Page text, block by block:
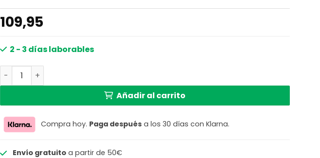
109,95
2 - 3 días laborables
Plafón industrial tres luces Mexlite Gearwood verde cantidad
Añadir al carrito
Compra hoy. Paga después a los 30 días con Klarna.
Envío gratuitoa partir de 50€